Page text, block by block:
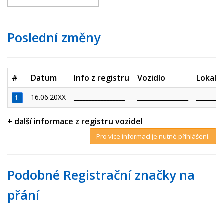
Poslední změny
# Datum Info z registru Vozidlo
1. 16.06.20XX
+ další informace z registru vozidel
Pro více informací je nutné přihlášení.
Podobné Registrační značky na
přání